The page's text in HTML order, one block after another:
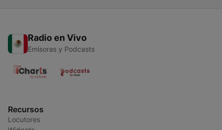
Radio en Vivo
Emisoras y Podcasts
Recursos
Locutores